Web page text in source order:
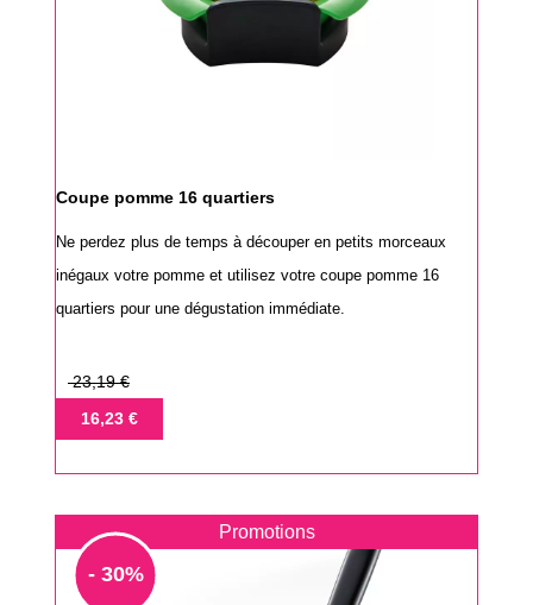
Coupe pomme 16 quartiers
Ne perdez plus de temps à découper en petits morceaux
inégaux votre pomme et utilisez votre coupe pomme 16
quartiers pour une dégustation immédiate.
Prix
base
23,19 €
Prix16,23 €
Promotions
- 30%